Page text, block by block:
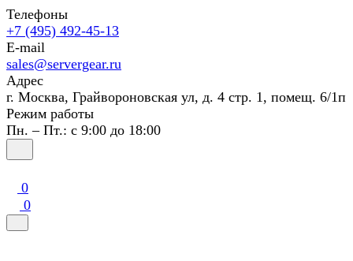
Телефоны
+7 (495) 492-45-13
E-mail
sales@servergear.ru
Адрес
г. Москва, Грайвороновская ул, д. 4 стр. 1, помещ. 6/1п
Режим работы
Пн. – Пт.: с 9:00 до 18:00
0
0